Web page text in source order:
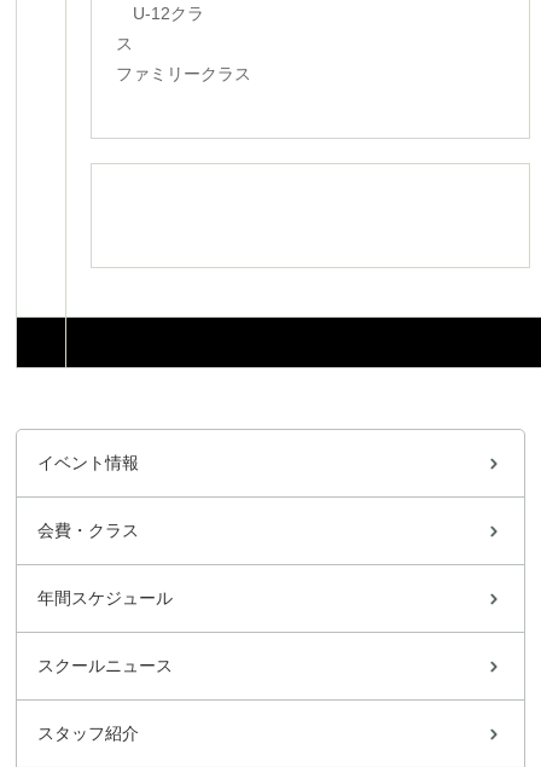
U-12クラ
ス
ファミリークラス
イベント情報
会費・クラス
年間スケジュール
スクールニュース
スタッフ紹介